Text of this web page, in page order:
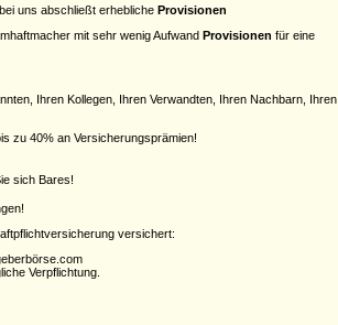
uns abschließt erhebliche Provisionen
mit sehr wenig Aufwand Provisionen für eine
Ihren Kollegen, Ihren Verwandten, Ihren Nachbarn, Ihren
zu 40% an Versicherungsprämien!
sich Bares!
versichert:
Verpflichtung.